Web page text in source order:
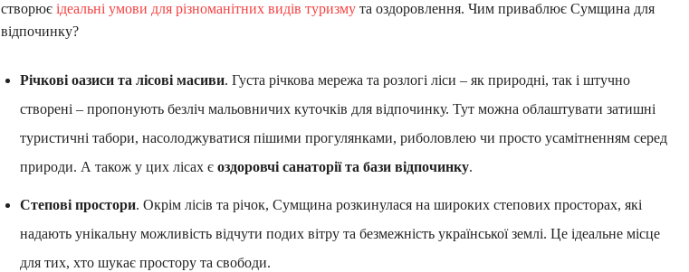
створює ідеальні умови для різноманітних видів туризму та оздоровлення. Чим приваблює Сумщина для
відпочинку?
Річкові оазиси та лісові масиви. Густа річкова мережа та розлогі ліси – як природні, так і штучно
створені – пропонують безліч мальовничих куточків для відпочинку. Тут можна облаштувати затишні
туристичні табори, насолоджуватися пішими прогулянками, риболовлею чи просто усамітненням серед
природи. А також у цих лісах є оздоровчі санаторії та бази відпочинку.
Степові простори. Окрім лісів та річок, Сумщина розкинулася на широких степових просторах, які
надають унікальну можливість відчути подих вітру та безмежність української землі. Це ідеальне місце
для тих, хто шукає простору та свободи.